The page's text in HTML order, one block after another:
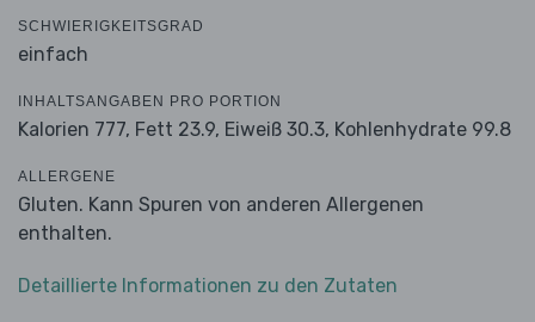
SCHWIERIGKEITSGRAD
einfach
INHALTSANGABEN PRO PORTION
Kalorien 777, Fett 23.9, Eiweiß 30.3, Kohlenhydrate 99.8
ALLERGENE
Gluten. Kann Spuren von anderen Allergenen
enthalten.
Detaillierte Informationen zu den Zutaten